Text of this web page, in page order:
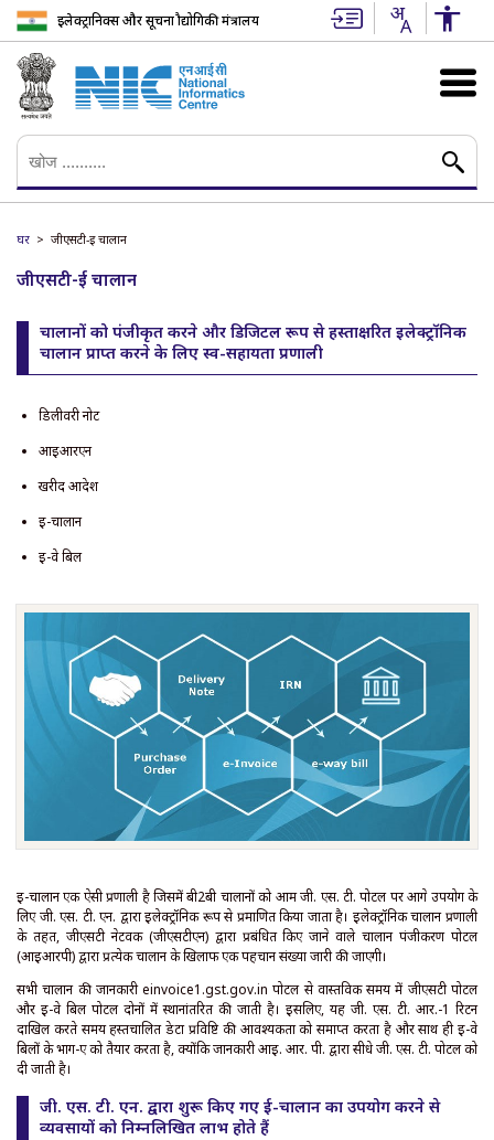
इलेक्ट्रानिक्स और सूचना प्रौद्योगिकी मंत्रालय
घर जीएसटी-ई चालान
जीएसटी-ई चालान
चालानों को पंजीकृत करने और डिजिटल रूप से हस्ताक्षरित इलेक्ट्रॉनिक
चालान प्राप्त करने के लिए स्व-सहायता प्रणाली
डिलीवरी नोट
आईआरएन
खरीद आदेश
ई-चालान
ई-वे बिल
ई-चालान एक ऐसी प्रणाली है जिसमें बी2बी चालानों को आम जी. एस. टी. पोर्टल पर आगे उपयोग के
लिए जी. एस. टी. एन. द्वारा इलेक्ट्रॉनिक रूप से प्रमाणित किया जाता है। इलेक्ट्रॉनिक चालान प्रणाली
के तहत, जीएसटी नेटवर्क (जीएसटीएन) द्वारा प्रबंधित किए जाने वाले चालान पंजीकरण पोर्टल
(आईआरपी) द्वारा प्रत्येक चालान के खिलाफ एक पहचान संख्या जारी की जाएगी।
सभी चालान की जानकारी einvoice1.gst.gov.in पोर्टल से वास्तविक समय में जीएसटी पोर्टल
और ई-वे बिल पोर्टल दोनों में स्थानांतरित की जाती है। इसलिए, यह जी. एस. टी. आर.-1 रिटर्न
दाखिल करते समय हस्तचालित डेटा प्रविष्टि की आवश्यकता को समाप्त करता है और साथ ही ई-वे
बिलों के भाग-ए को तैयार करता है, क्योंकि जानकारी आई. आर. पी. द्वारा सीधे जी. एस. टी. पोर्टल को
दी जाती है।
जी. एस. टी. एन. द्वारा शुरू किए गए ई-चालान का उपयोग करने से
व्यवसायों को निम्नलिखित लाभ होते हैं